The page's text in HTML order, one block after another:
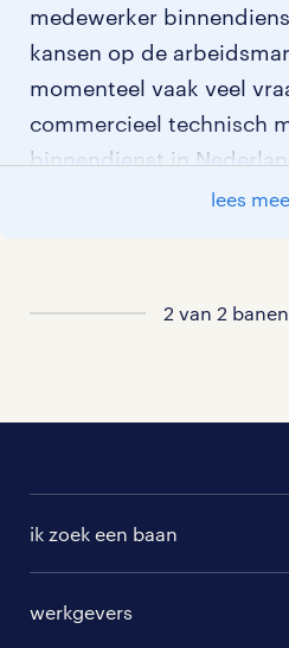
medewerker
kansen op de
momenteel vaak veel
commercieel technisch
binnendienst in
klanten zijn altijd op zoek
bij je past. In ons
lees
2 van 2
ik zoek een baan
werkgevers